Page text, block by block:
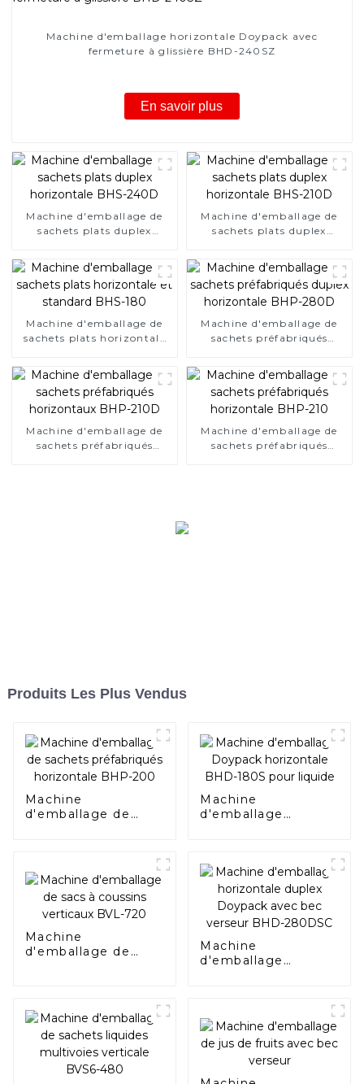
Machine d'emballage horizontale Doypack avec
fermeture à glissière BHD-240SZ
En savoir plus
Machine d'emballage de
sachets plats duplex
Machine d'emballage de
sachets plats duplex
Machine d'emballage de
sachets plats horizontale
Machine d'emballage de
sachets préfabriqués
Machine d'emballage de
sachets préfabriqués
Machine d'emballage de
sachets préfabriqués
Produits Les Plus Vendus
Machine
d'emballage de
200
Machine
d'emballage
Machine
d'emballage de
Machine
d'emballage
280DSC